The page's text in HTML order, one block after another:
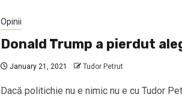
Opinii
Donald Trump a pierdut
January 21, 2021 Tudor Petrut
Dacă politichie nu e nimic nu e cu Tudor